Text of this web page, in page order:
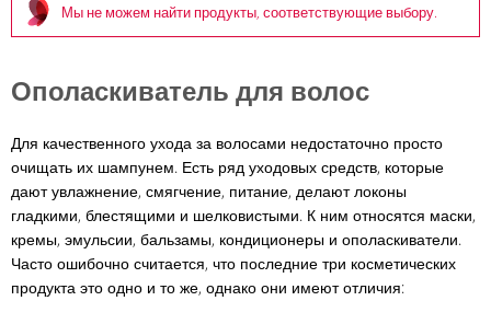
Мы не можем найти продукты, соответствующие выбору.
Ополаскиватель для волос
Для качественного ухода за волосами недостаточно просто
очищать их шампунем. Есть ряд уходовых средств, которые
дают увлажнение, смягчение, питание, делают локоны
гладкими, блестящими и шелковистыми. К ним относятся маски,
кремы, эмульсии, бальзамы, кондиционеры и ополаскиватели.
Часто ошибочно считается, что последние три косметических
продукта это одно и то же, однако они имеют отличия: